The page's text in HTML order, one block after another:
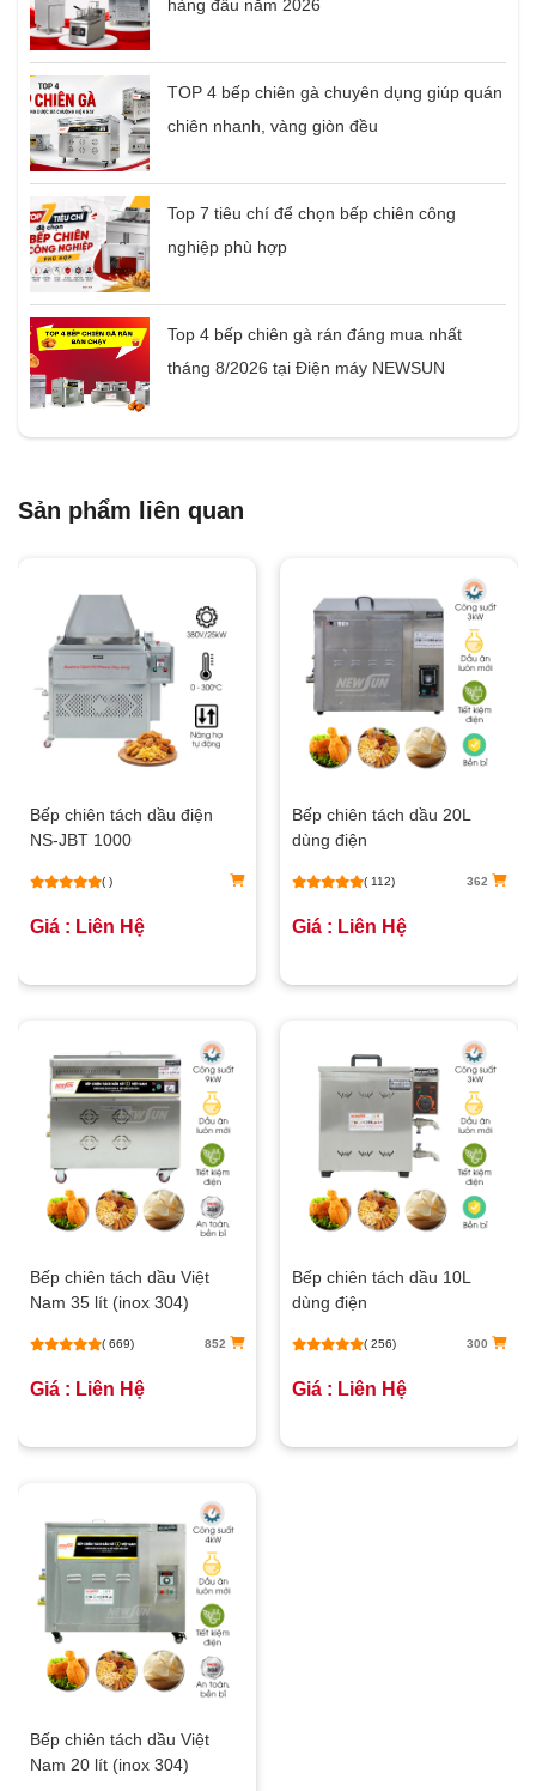
hàng đầu năm 2026
TOP 4 bếp chiên gà chuyên dụng giúp quán
chiên nhanh, vàng giòn đều
Top 7 tiêu chí để chọn bếp chiên công
nghiệp phù hợp
Top 4 bếp chiên gà rán đáng mua nhất
tháng 8/2026 tại Điện máy NEWSUN
Sản phẩm liên quan
Bếp chiên tách dầu điện
NS-JBT 1000
( )
Giá : Liên Hệ
Bếp chiên tách dầu 20L
dùng điện
( 112) 362
Giá : Liên Hệ
Bếp chiên tách dầu Việt
Nam 35 lít (inox 304)
( 669) 852
Giá : Liên Hệ
Bếp chiên tách dầu 10L
dùng điện
( 256) 300
Giá : Liên Hệ
Bếp chiên tách dầu Việt
Nam 20 lít (inox 304)